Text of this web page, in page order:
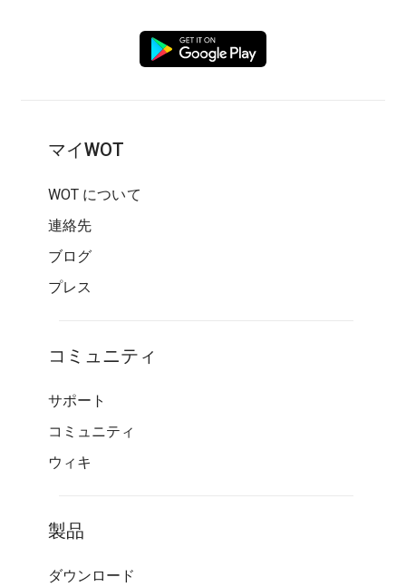
マイWOT
WOT について
連絡先
ブログ
プレス
コミュニティ
サポート
コミュニティ
ウィキ
製品
ダウンロード